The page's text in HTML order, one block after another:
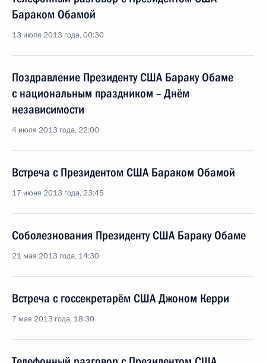
Бараком Обамой
13 июля 2013 года, 00:30
Поздравление Президенту США Бараку Обаме
с национальным праздником – Днём
независимости
4 июля 2013 года, 22:00
Встреча с Президентом США Бараком Обамой
17 июня 2013 года, 23:45
Соболезнования Президенту США Бараку Обаме
21 мая 2013 года, 14:30
Встреча с госсекретарём США Джоном Керри
7 мая 2013 года, 18:30